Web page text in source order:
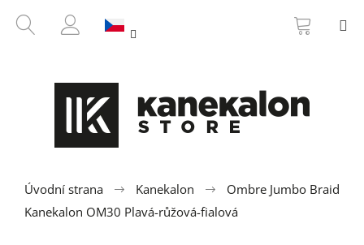
HLEDAT
PŘIHLÁŠENÍ
KOŠÍK
Úvodní strana Kanekalon
Ombre Jumbo Braid
Kanekalon OM30 Plavá-růžová-fialová
ZPĚT
ZPĚT
e